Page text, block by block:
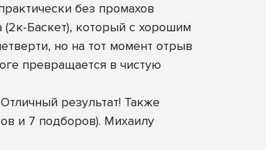
без промахов
Баскет), который с хорошим
но на тот момент отрыв
превращается в чистую
результат! Также
и 7 подборов). Михаилу